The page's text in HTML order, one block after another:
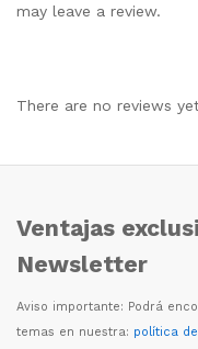
may leave a review.
There are no reviews
Ventajas
Newsletter
Aviso importante: Podrá
temas en nuestra: política